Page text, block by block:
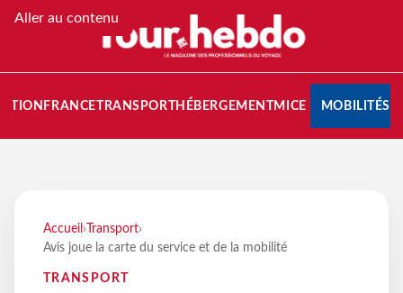
Aller au contenu
FRANCETRANSPORT HÉBERGEMENTMICE MOBILITÉS
Accueil › Transport›
Avis joue la carte du service et de la mobilité
TRANSPORT